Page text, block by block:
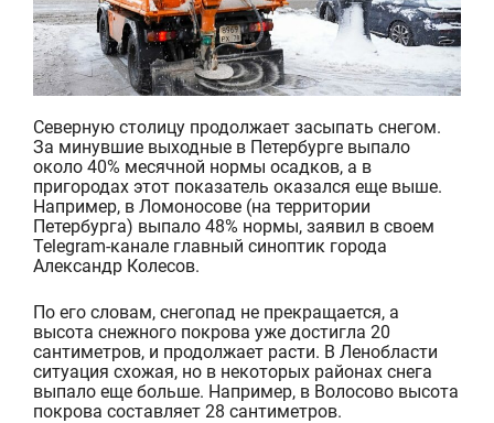
Северную столицу продолжает засыпать снегом.
За минувшие выходные в Петербурге выпало
около 40% месячной нормы осадков, а в
пригородах этот показатель оказался еще выше.
Например, в Ломоносове (на территории
Петербурга) выпало 48% нормы, заявил в своем
Telegram-канале главный синоптик города
Александр Колесов.
По его словам, снегопад не прекращается, а
высота снежного покрова уже достигла 20
сантиметров, и продолжает расти. В Ленобласти
ситуация схожая, но в некоторых районах снега
выпало еще больше. Например, в Волосово высота
покрова составляет 28 сантиметров.